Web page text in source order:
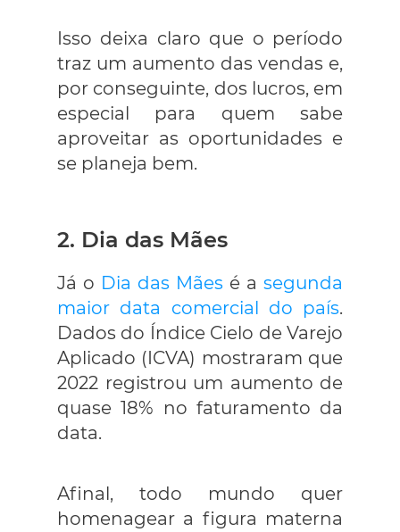
Isso deixa claro que o período
traz um aumento das vendas e,
por conseguinte, dos lucros, em
especial para quem sabe
aproveitar as oportunidades e
se planeja bem.
2. Dia das Mães
Já o Dia das Mães é a segunda
maior data comercial do país.
Dados do Índice Cielo de Varejo
Aplicado (ICVA) mostraram que
2022 registrou um aumento de
quase 18% no faturamento da
data.
Afinal, todo mundo quer
homenagear a figura materna